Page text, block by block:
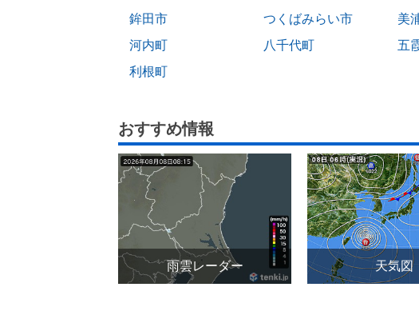
鉾田市
つくばみらい市 美
河内町
八千代町 五
利根町
おすすめ情報
雨雲レーダー 天気図